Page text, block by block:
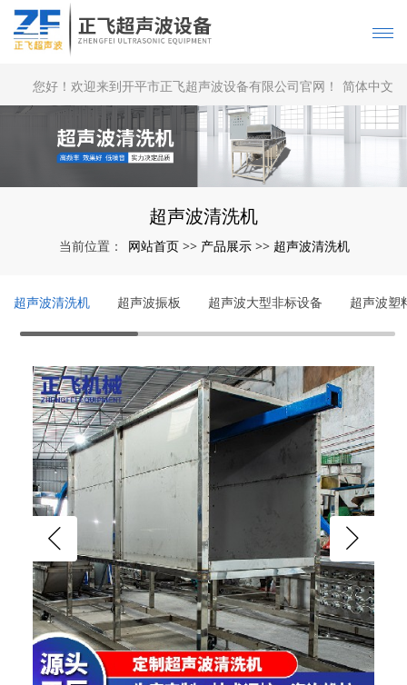
您好！欢迎来到开平市正飞超声波设备有限公司官网！ 简体中文
| English
超声波清洗机
当前位置： 网站首页 >> 产品展示 >> 超声波清洗机
超声波清洗机 超声波振板 超声波大型非标设备 超声波塑